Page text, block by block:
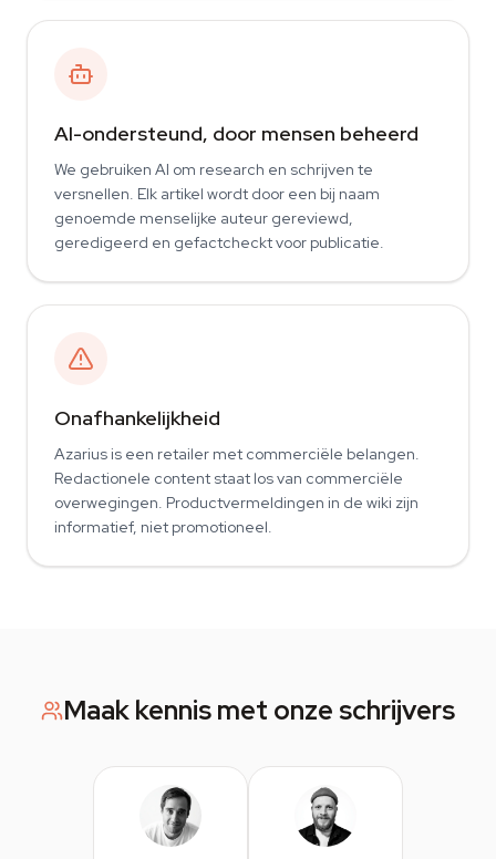
AI-ondersteund, door mensen beheerd
We gebruiken AI om research en schrijven te
versnellen. Elk artikel wordt door een bij naam
genoemde menselijke auteur gereviewd,
geredigeerd en gefactcheckt voor publicatie.
Onafhankelijkheid
Azarius is een retailer met commerciële belangen.
Redactionele content staat los van commerciële
overwegingen. Productvermeldingen in de wiki zijn
informatief, niet promotioneel.
Maak kennis met onze schrijvers